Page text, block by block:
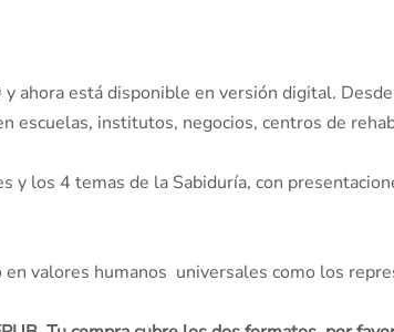
ahora está disponible en versión digital.
escuelas, institutos, negocios, centros de
los 4 temas de la Sabiduría, con
valores humanos universales como los